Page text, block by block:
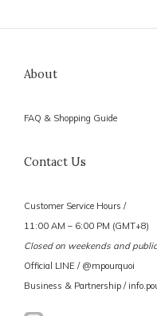
About
FAQ & Shopping Guide
Contact Us
Customer Service Hours /
11:00 AM – 6:00 PM (GMT+8)
Closed on weekends and
Official LINE / @mpourquoi
Business & Partnership /